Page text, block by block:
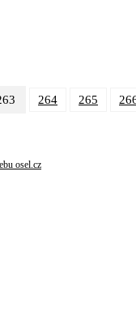
264 265
osel.cz